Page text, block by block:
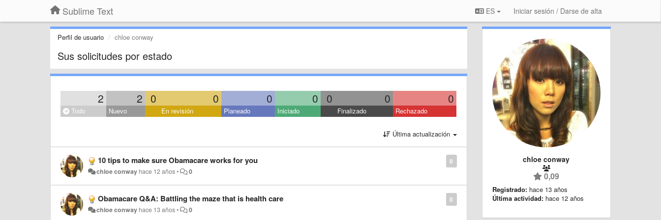
Sublime Text ES Iniciar sesión / Darse de alta
Perfil de usuario chloe conway
Sus solicitudes por estado
2 2 0 0 0 0 0 0 0
Todo Nuevo En revisión Planeado Iniciado Finalizado Rechazado
Última actualización
0
10 tips to make sure Obamacare works for you
chloe conway hace 12 años• 0
0
Obamacare Q&A: Battling the maze that is health care
chloe conway hace 13 años• 0
chloe conway
0,09
Registrado: hace 13 años
Última actividad: hace 12 años